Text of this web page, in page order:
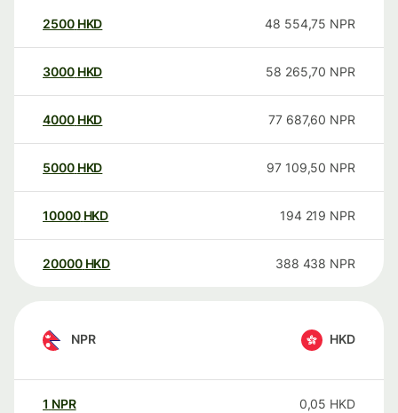
2500 HKD 48 554,75 NPR
3000 HKD 58 265,70 NPR
4000 HKD 77 687,60 NPR
5000 HKD 97 109,50 NPR
10000 HKD 194 219 NPR
20000 HKD 388 438 NPR
NPR HKD
1 NPR 0,05 HKD